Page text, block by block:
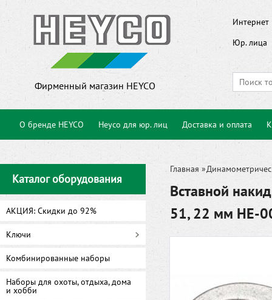
Фирменный магазин HEYCO
Интернет
Юр. лица
О бренде HEYCO Heyco для юр. лиц Доставка и оплата
Каталог оборудования
АКЦИЯ: Скидки до 92%
Ключи
Комбинированные наборы
Наборы для охоты, отдыха, дома
и хобби
Главная »
Вставной
51, 22 мм HE-